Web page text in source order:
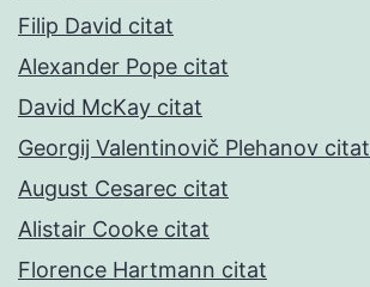
Filip David citat
Alexander Pope citat
David McKay citat
Georgij Valentinovič Plehanov citat
August Cesarec citat
Alistair Cooke citat
Florence Hartmann citat